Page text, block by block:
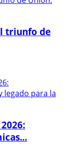
triunfo de